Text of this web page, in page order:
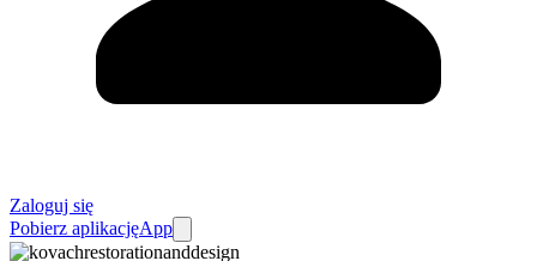
Zaloguj się
Pobierz aplikacjęApp